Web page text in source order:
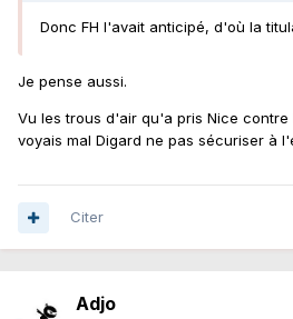
Donc FH l'avait anticipé, d'où la
Je pense aussi.
Vu les trous d'air qu'a pris Nice contre
voyais mal Digard ne pas sécuriser à
Citer
Adjo